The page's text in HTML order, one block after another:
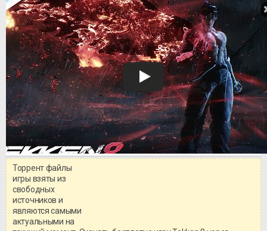
Торрент файлы
игры взяты из
свободных
источников и
являются самыми
актуальными на